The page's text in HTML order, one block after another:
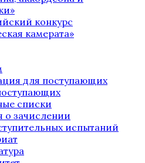
конкурс
камерата»
для поступающих
списки
о зачислении
испытаний